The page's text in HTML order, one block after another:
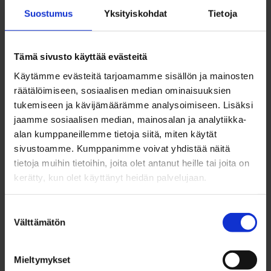
Suostumus Yksityiskohdat Tietoja
Tämä sivusto käyttää evästeitä
Käytämme evästeitä tarjoamamme sisällön ja mainosten
räätälöimiseen, sosiaalisen median ominaisuuksien
tukemiseen ja kävijämäärämme analysoimiseen. Lisäksi
jaamme sosiaalisen median, mainosalan ja analytiikka-
alan kumppaneillemme tietoja siitä, miten käytät
sivustoamme. Kumppanimme voivat yhdistää näitä
tietoja muihin tietoihin, joita olet antanut heille tai joita on
kerätty, kun olet käyttänyt heidän palvelujaan.
valinta
Välttämätön
Mieltymykset
– Hyvällä meiningillä vain mukaan! Pääsee
kohtaamaan mukavia ihmisiä ja olemaan
tekemisissä eri-ikäisten kanssa. Tosi mukavaa
tekemistä kyllä luvassa, Korkea-aho sanoo ja
vinkkaa, että työ on varmasti antoisaa myös
vapaaehtoisille ja kannustaa hakemaan toimintaan
mukaan, jos puistoruokailuja järjestetään myös
seuraavana kesänä.
Toimintaan oli perehdytys, joka saa molemmilta